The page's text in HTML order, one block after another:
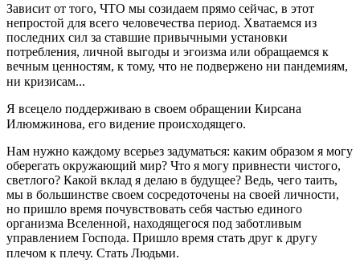
Зависит от того, ЧТО мы созидаем прямо сейчас, в этот
непростой для всего человечества период. Хватаемся из
последних сил за ставшие привычными установки
потребления, личной выгоды и эгоизма или обращаемся к
вечным ценностям, к тому, что не подвержено ни пандемиям,
ни кризисам... ⠀
Я всецело поддерживаю в своем обращении Кирсана
Илюмжинова, его видение происходящего. ⠀
Нам нужно каждому всерьез задуматься: каким образом я могу
оберегать окружающий мир? Что я могу привнести чистого,
светлого? Какой вклад я делаю в будущее? Ведь, чего таить,
мы в большинстве своем сосредоточены на своей личности,
но пришло время почувствовать себя частью единого
организма Вселенной, находящегося под заботливым
управлением Господа. Пришло время стать друг к другу
плечом к плечу. Стать Людьми. ⠀